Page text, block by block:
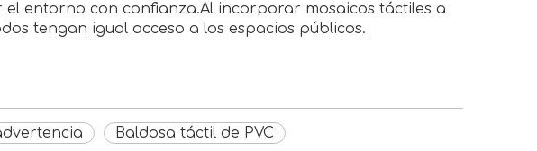
entorno con confianza.Al incorporar mosaicos táctiles a
tengan igual acceso a los espacios públicos.
Baldosa táctil de PVC